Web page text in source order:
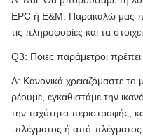
EPC ή E&M. Παρακαλώ μας
τις πληροφορίες και τα
Q3: Ποιες παράμετροι
Α: Κανονικά χρειαζόμαστε το
ρέουμε, εγκαθιστάμε την
την ταχύτητα περιστροφής,
-πλέγματος ή από-